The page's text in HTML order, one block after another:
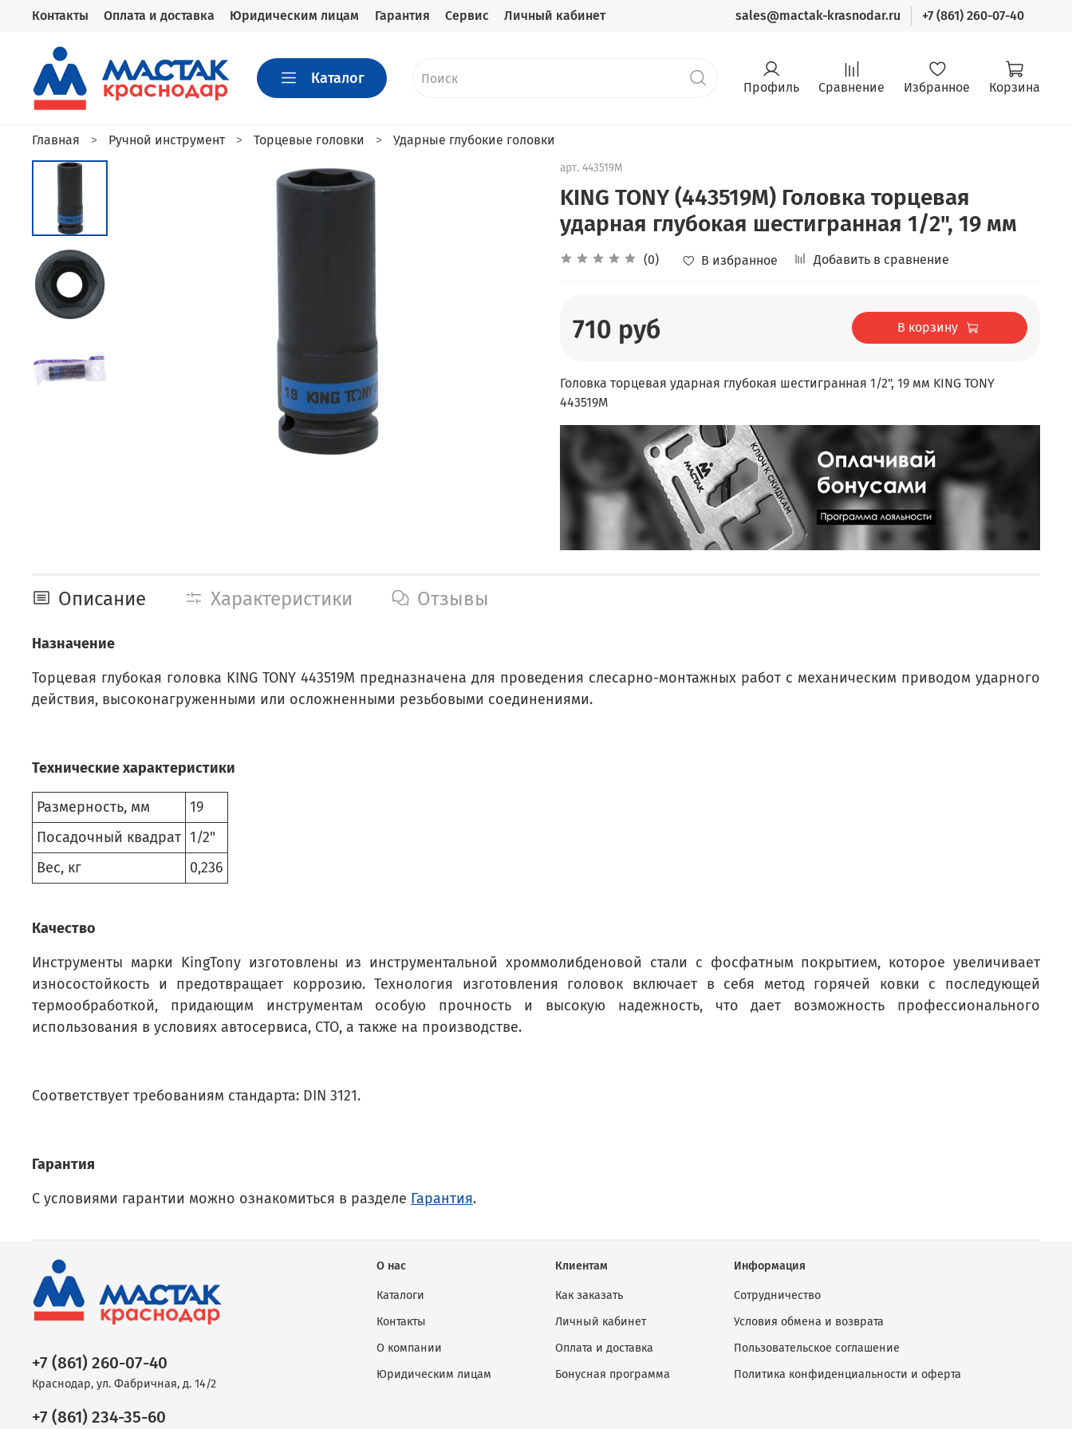
Контакты Оплата и доставка Юридическим лицам Гарантия Сервис Личный кабинет sales@mactak-krasnodar.ru +7 (861) 260-07-40
Каталог Профиль Сравнение Избранное Корзина
Главная Ручной инструмент Торцевые головки Ударные глубокие головки
арт. 443519M
KING TONY (443519M) Головка торцевая
ударная глубокая шестигранная 1/2", 19 мм
(0) В избранное Добавить в сравнение
710 руб В корзину
Головка торцевая ударная глубокая шестигранная 1/2", 19 мм KING TONY
443519M
Описание Характеристики Отзывы
Назначение
Торцевая глубокая головка KING TONY 443519M предназначена для проведения слесарно-монтажных работ с механическим приводом ударного
действия, высоконагруженными или осложненными резьбовыми соединениями.
Технические характеристики
Размерность, мм
19
Посадочный квадрат 1/2"
Вес, кг
0,236
Качество
Инструменты марки KingTony изготовлены из инструментальной хроммолибденовой стали с фосфатным покрытием, которое увеличивает
износостойкость и предотвращает коррозию. Технология изготовления головок включает в себя метод горячей ковки с последующей
термообработкой, придающим инструментам особую прочность и высокую надежность, что дает возможность профессионального
использования в условиях автосервиса, СТО, а также на производстве.
Соответствует требованиям стандарта: DIN 3121.
Гарантия
С условиями гарантии можно ознакомиться в разделе Гарантия.
О нас
Каталоги
Контакты
О компании
Юридическим лицам
Клиентам
Как заказать
Личный кабинет
Оплата и доставка
Бонусная программа
Информация
Сотрудничество
Условия обмена и возврата
Пользовательское соглашение
Политика конфиденциальности и оферта
+7 (861) 260-07-40
Краснодар, ул. Фабричная, д. 14/2
+7 (861) 234-35-60